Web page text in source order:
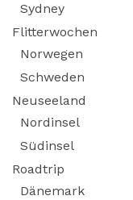
Sydney
Flitterwochen
Norwegen
Schweden
Neuseeland
Nordinsel
Südinsel
Roadtrip
Dänemark